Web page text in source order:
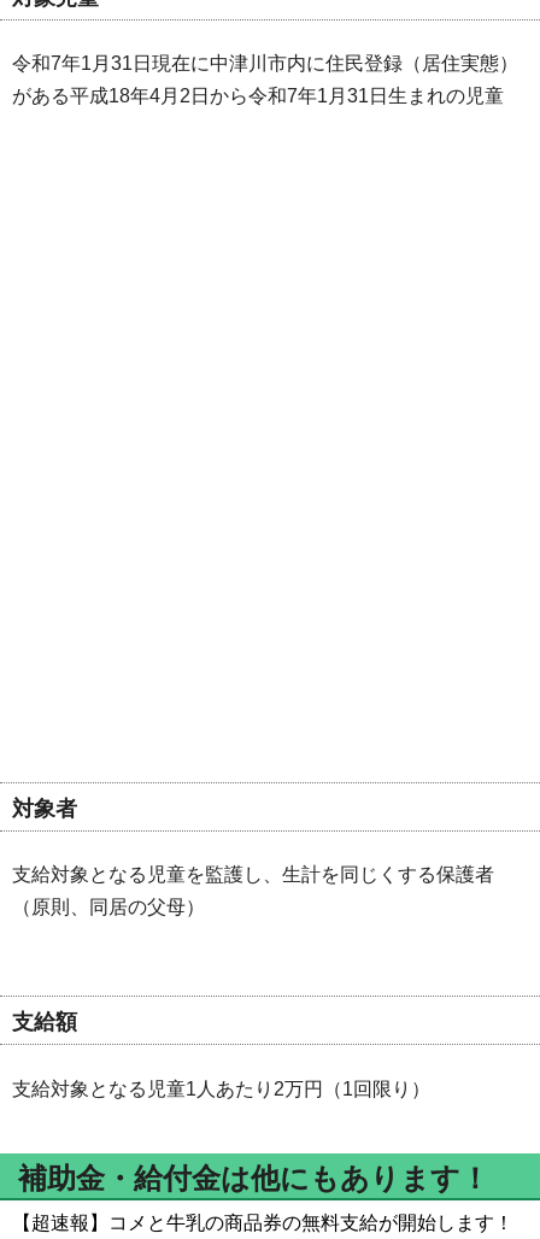
令和7年1月31日現在に中津川市内に住民登録（居住実態）
がある平成18年4月2日から令和7年1月31日生まれの児童
対象者
支給対象となる児童を監護し、生計を同じくする保護者
（原則、同居の父母）
支給額
支給対象となる児童1人あたり2万円（1回限り）
補助金・給付金は他にもあります！
【超速報】コメと牛乳の商品券の無料支給が開始します！